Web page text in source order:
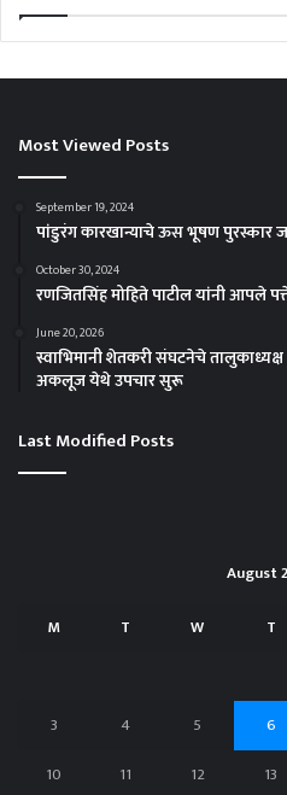
Most Viewed Posts
September 19, 2024
पांडुरंग कारखान्याचे ऊस भूषण पुरस्कार
October 30, 2024
रणजितसिंह मोहिते पाटील यांनी आपले
June 20, 2026
स्वाभिमानी शेतकरी संघटनेचे
अकलूज येथे उपचार सुरू
Last Modified Posts
August
M T W T
3
4 5 6
10
11 12 13